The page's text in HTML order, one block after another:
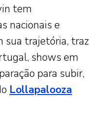
tem
nacionais e
sua trajetória, traz
shows em
para subir,
Lollapalooza